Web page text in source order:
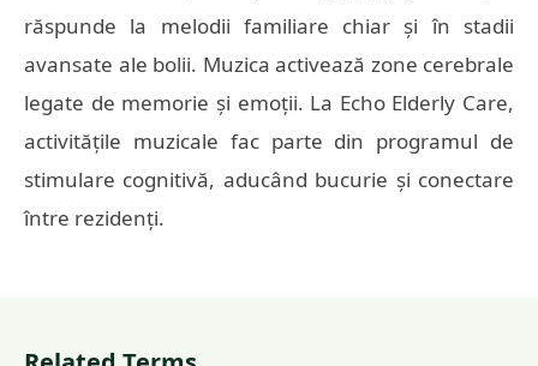
răspunde la melodii familiare chiar și în stadii
avansate ale bolii. Muzica activează zone cerebrale
legate de memorie și emoții. La Echo Elderly Care,
activitățile muzicale fac parte din programul de
stimulare cognitivă, aducând bucurie și conectare
între rezidenți.